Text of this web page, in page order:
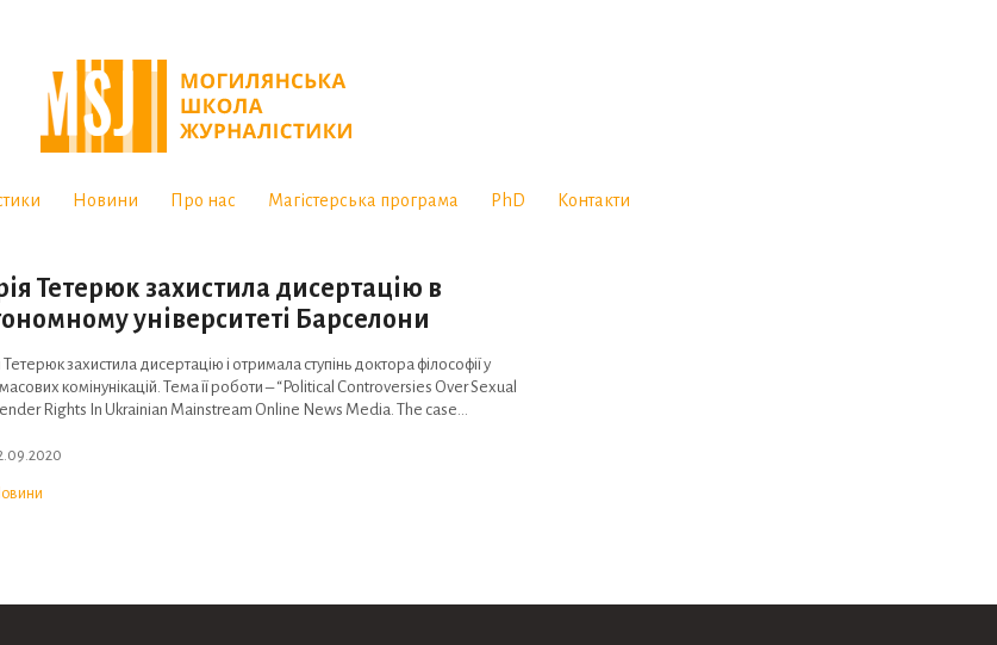
Новини Про нас Магістерська програма PhD Контакти
Тетерюк захистила дисертацію в
університеті Барселони
захистила дисертацію і отримала ступінь доктора філософії у
комінунікацій. Тема її роботи – “Political Controversies Over Sexual
Rights In Ukrainian Mainstream Online News Media. The case…